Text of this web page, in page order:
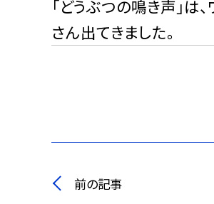
「どうぶつの鳴き声」は
さん出てきました。
前の記事